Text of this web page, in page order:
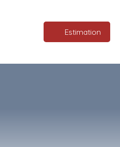
Estimation